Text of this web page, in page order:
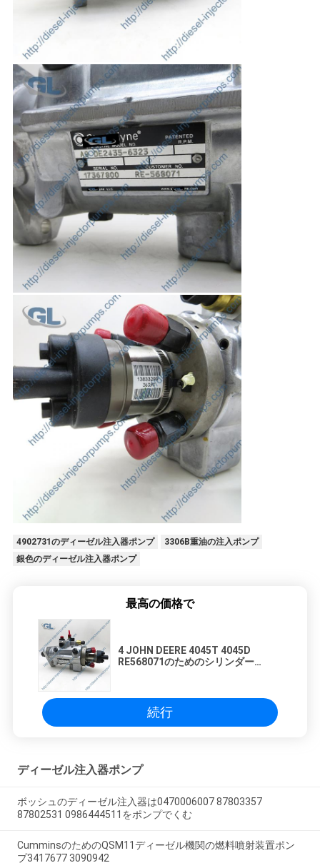
ー
ポ
リ
シ
ー
4902731のディーゼル注入器ポンプ
3306B重油の注入ポンプ
銀色のディーゼル注入器ポンプ
最高の価格で
4 JOHN DEERE 4045T 4045D
RE568071のためのシリンダー
続行
ディーゼル注入器ポンプ
ボッシュのディーゼル注入器は0470006007 87803357
87802531 0986444511をポンプでくむ
CumminsのためのQSM11ディーゼル機関の燃料噴射装置ポン
プ3417677 3090942